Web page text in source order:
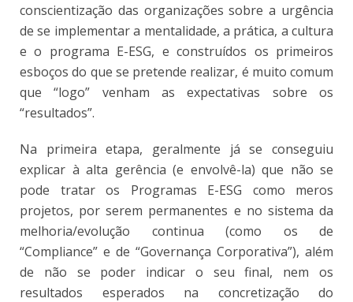
conscientização das organizações sobre a urgência
de se implementar a mentalidade, a prática, a cultura
e o programa E-ESG, e construídos os primeiros
esboços do que se pretende realizar, é muito comum
que “logo” venham as expectativas sobre os
“resultados”.
Na primeira etapa, geralmente já se conseguiu
explicar à alta gerência (e envolvê-la) que não se
pode tratar os Programas E-ESG como meros
projetos, por serem permanentes e no sistema da
melhoria/evolução continua (como os de
“Compliance” e de “Governança Corporativa”), além
de não se poder indicar o seu final, nem os
resultados esperados na concretização do